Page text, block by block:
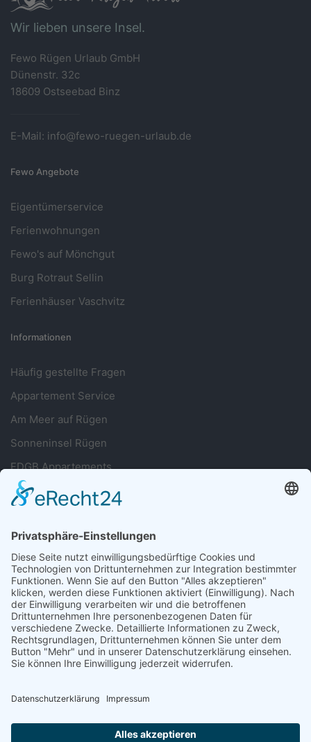
Wir lieben unsere Insel.
Fewo Rügen Urlaub GmbH
Dünenstr. 32c
18609 Ostseebad Binz
E-Mail: info@fewo-ruegen-urlaub.de
Fewo Angebote
Eigentümerservice
Ferienwohnungen
Fewo's auf Mönchgut
Burg Rotraut Sellin
Ferienhäuser Vaschvitz
Informationen
Häufig gestellte Fragen
Appartement Service
Am Meer auf Rügen
Sonneninsel Rügen
FDGB Appartements
Sie haben Fragen?
038393 699677
Oder nutzen Sie unser Kontaktformular
Schreiben Sie uns!
Folgt uns auf Social Media